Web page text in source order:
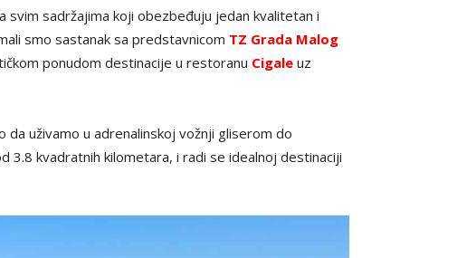
sadržajima koji obezbeđuju jedan kvalitetan i
smo sastanak sa predstavnicom TZ Grada Malog
ponudom destinacije u restoranu Cigale uz
uživamo u adrenalinskoj vožnji gliserom do
3.8 kvadratnih kilometara, i radi se idealnoj destinaciji